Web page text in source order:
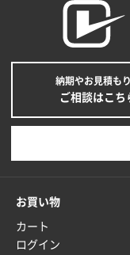
福島県W社様
A4バインダー
2025年12月24
以前の注文も
青森県K社様
ワンポイント
納期やお見積も
ご相談はこち
お買い物
カート
ログイン